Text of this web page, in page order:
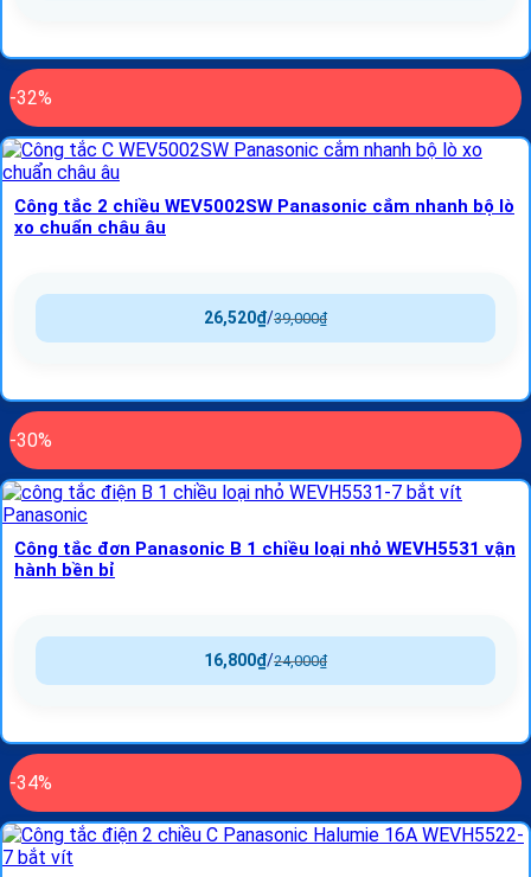
-32%
Công tắc 2 chiều WEV5002SW Panasonic cắm nhanh bộ lò
xo chuẩn châu âu
39,000₫
/
26,520₫
-30%
Công tắc đơn Panasonic B 1 chiều loại nhỏ WEVH5531 vận
hành bền bỉ
24,000₫
/
16,800₫
-34%